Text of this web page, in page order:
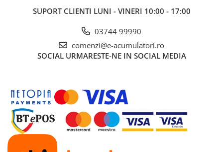
Intrerupatoare si prize
Dulapuri pentru cablare
Sigurante
Laptop & PC accesorii, baterii,
cabluri USB, prelungitoare USB
Cablu de date si Adaptoare
Solutii solare portabile
Lichidare de stoc
SUPORT CLIENTI LUNI - VINERI 10:00 - 17:00
03744 99990
comenzi@e-acumulatori.ro
SOCIAL URMARESTE-NE IN SOCIAL MEDIA